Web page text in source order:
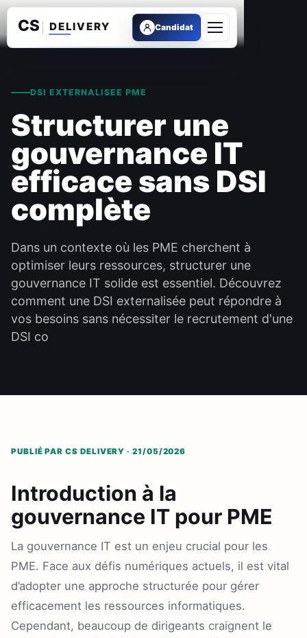
Candidat
Ouvrir le menu
DSI EXTERNALISEE PME
Structurer une
gouvernance IT
efficace sans DSI
complète
Dans un contexte où les PME cherchent à
optimiser leurs ressources, structurer une
gouvernance IT solide est essentiel. Découvrez
comment une DSI externalisée peut répondre à
vos besoins sans nécessiter le recrutement d'une
DSI co
PUBLIÉ PAR CS DELIVERY · 21/05/2026
Introduction à la
gouvernance IT pour PME
La gouvernance IT est un enjeu crucial pour les
PME. Face aux défis numériques actuels, il est vital
d’adopter une approche structurée pour gérer
efficacement les ressources informatiques.
Cependant, beaucoup de dirigeants craignent le